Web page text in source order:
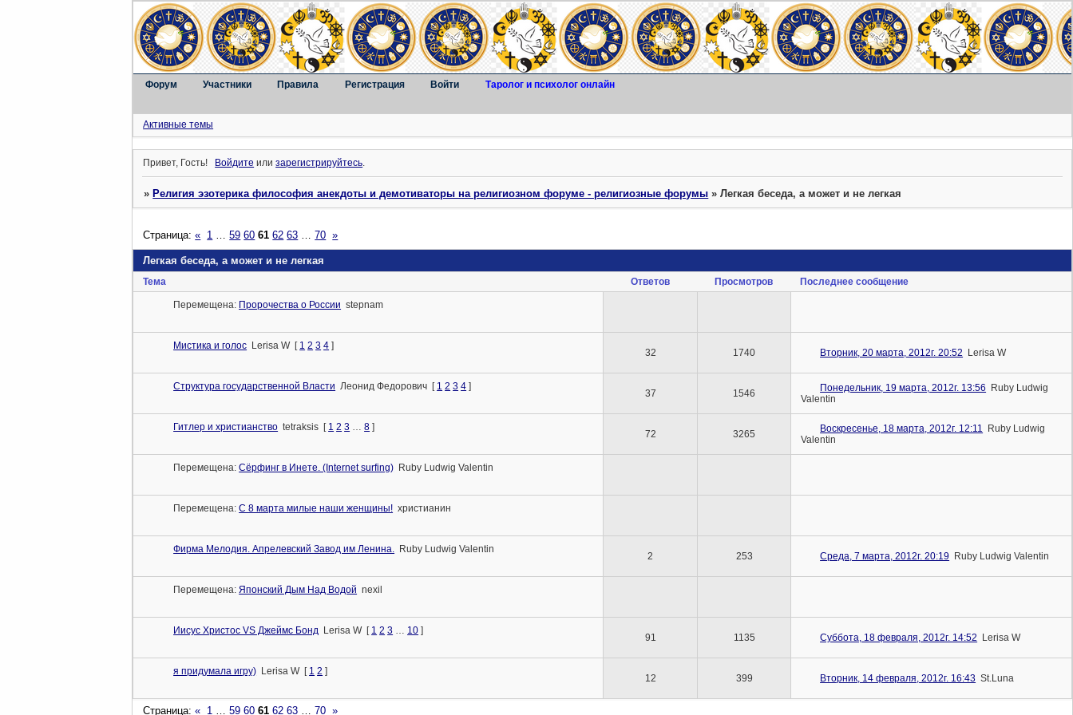
Форум Участники Правила Регистрация Войти Таролог и психолог онлайн
Активные темы
Привет, Гость! Войдите илизарегистрируйтесь.
»Религия эзотерика философия анекдоты и демотиваторы на религиозном форуме - религиозные форумы »Легкая беседа, а может и не легкая
Легкая беседа, а может и не легкая
Страница:« 1 59 60 61 62 63 70 »
Тема Ответов Просмотров Последнее сообщение
Перемещена: Пророчества о России stepnam
Мистика и голос Lerisa W [ 1 2 3 4 ]
32 1740 Вторник, 20 марта, 2012г. 20:52 Lerisa W
Структура государственной Власти Леонид Федорович [ 1 2 3 4 ]
37 1546 Понедельник, 19 марта, 2012г. 13:56 Ruby Ludwig
Valentin
Гитлер и христианство tetraksis [ 1 2 3 8 ]
72 3265 Воскресенье, 18 марта, 2012г. 12:11
Ruby Ludwig
Valentin
Перемещена: Сёрфинг в Инете. (Internet surfing) Ruby Ludwig Valentin
Перемещена: С 8 марта милые наши женщины! христианин
Фирма Мелодия. Апрелевский Завод им Ленина. Ruby Ludwig Valentin
2 253 Среда, 7 марта, 2012г. 20:19 Ruby Ludwig Valentin
Перемещена: Японский Дым Над Водой nexil
Иисус Христос VS Джеймс Бонд Lerisa W [ 1 2 3 10 ]
91 1135 Суббота, 18 февраля, 2012г. 14:52 Lerisa W
я придумала игру) Lerisa W [ 1 2 ]
12 399 Вторник, 14 февраля, 2012г. 16:43 St.Luna
Страница:« 1 … 59 60 61 62 63 … 70 »